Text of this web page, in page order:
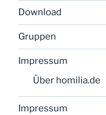
Download
Gruppen
Impressum
Über homilia.de
Impressum